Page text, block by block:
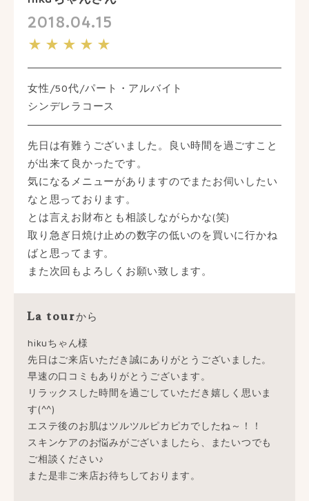
2018.04.15
★★★★★
女性/50代/パート・アルバイト
シンデレラコース
先日は有難うございました。良い時間を過ごすこと
が出来て良かったです。
気になるメニューがありますのでまたお伺いしたい
なと思っております。
とは言えお財布とも相談しながらかな(笑)
取り急ぎ日焼け止めの数字の低いのを買いに行かね
ばと思ってます。
また次回もよろしくお願い致します。
La tourから
hikuちゃん様
先日はご来店いただき誠にありがとうございました。
早速の口コミもありがとうございます。
リラックスした時間を過ごしていただき嬉しく思いま
す(^^)
エステ後のお肌はツルツルピカピカでしたね～！！
スキンケアのお悩みがございましたら、またいつでも
ご相談ください♪
また是非ご来店お待ちしております。